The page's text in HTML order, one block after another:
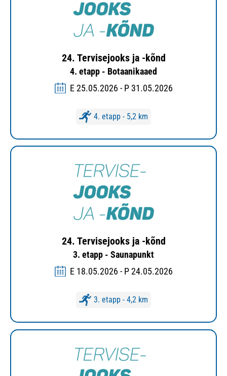
24. Tervisejooks ja -kõnd
4. etapp - Botaanikaaed
E 25.05.2026 - P 31.05.2026
4. etapp - 5,2 km
24. Tervisejooks ja -kõnd
3. etapp - Saunapunkt
E 18.05.2026 - P 24.05.2026
3. etapp - 4,2 km